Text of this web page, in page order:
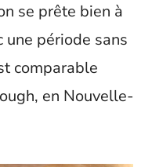
se prête bien à
une période sans
comparable
en Nouvelle-